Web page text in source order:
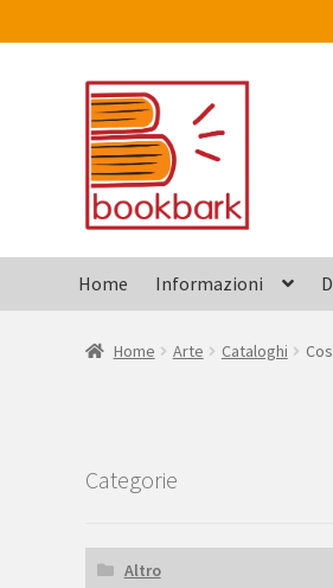
Vai
alla
navigazione
Vai
al
contenuto
Home Informazioni
Home Arte Cataloghi
Categorie
Altro